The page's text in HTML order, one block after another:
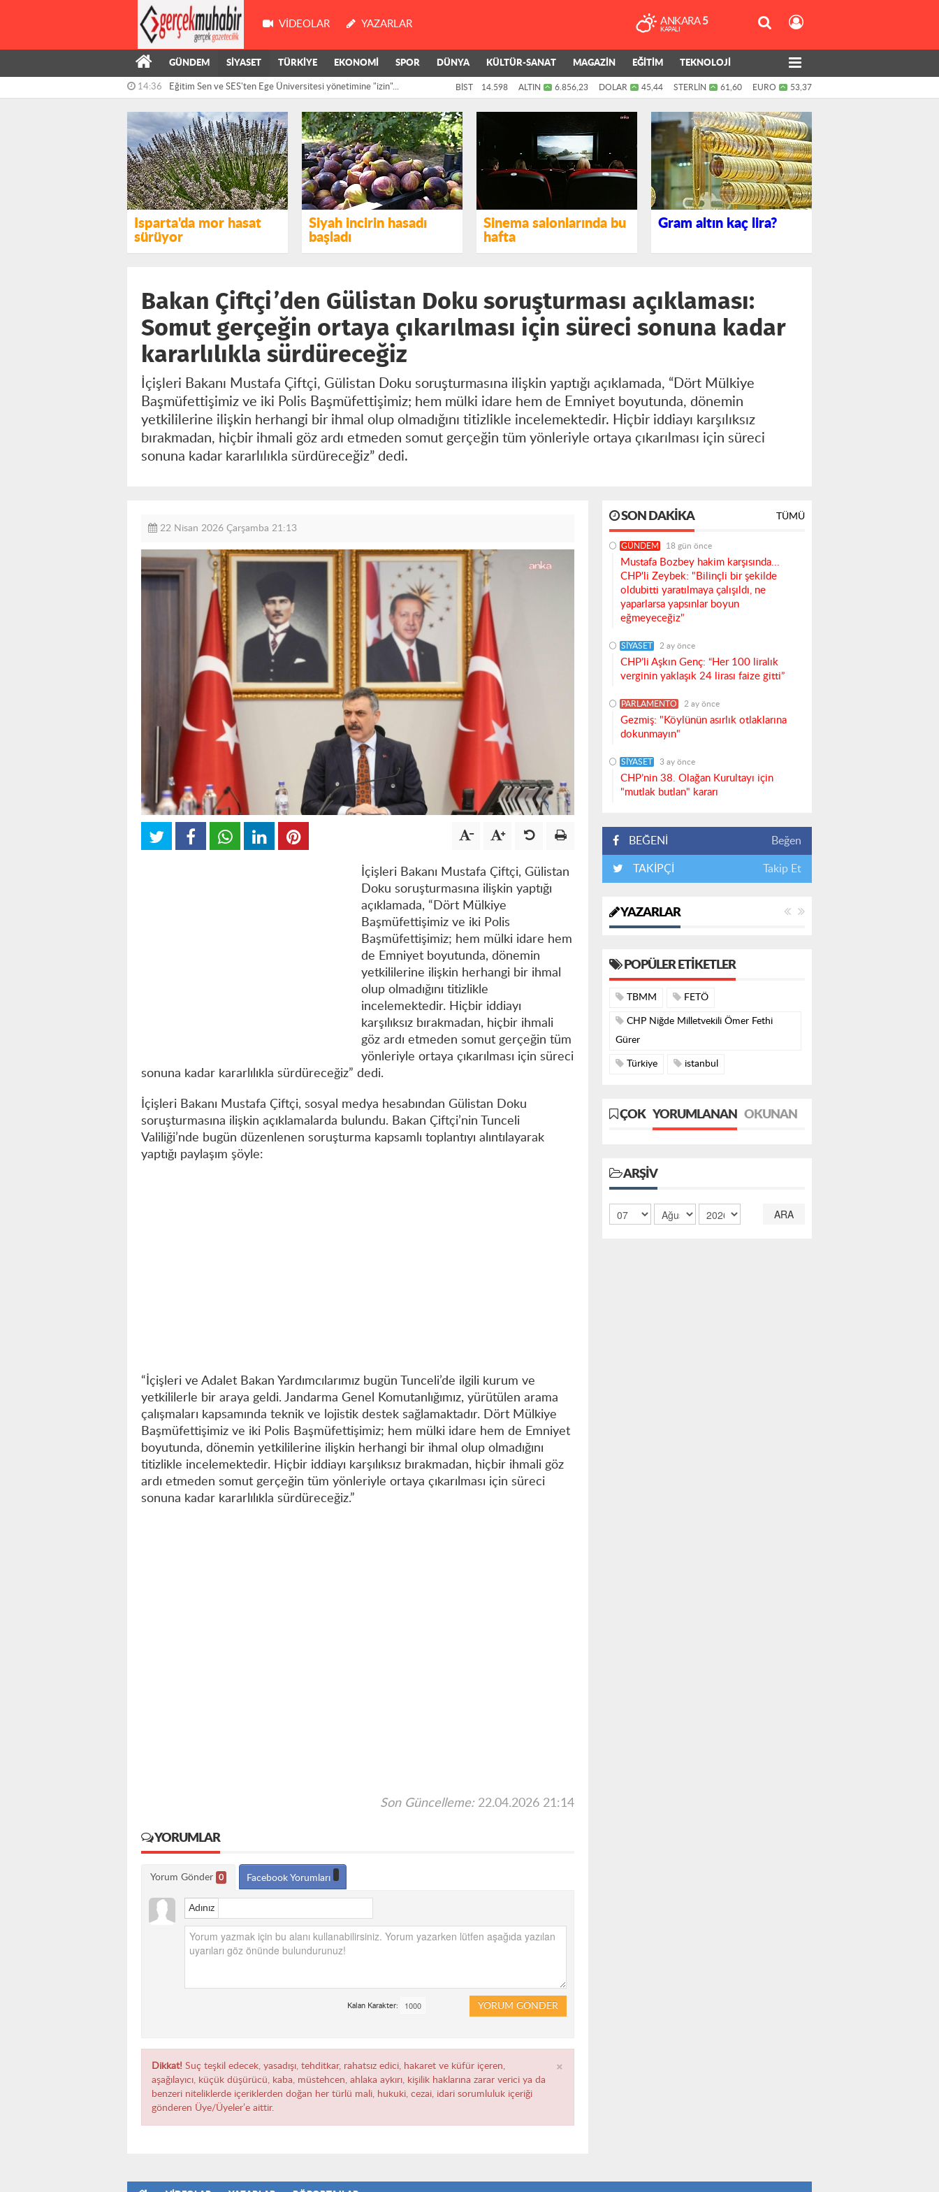
VIDEOLAR YAZARLAR ANKARA 5
KAPALI
GÜNDEM SİYASET TÜRKİYE EKONOMİ SPOR DÜNYA KÜLTÜR-SANAT MAGAZİN EĞİTİM
TEKNOLOJİ
14:05 Arpacı’dan İktidara Çocuk Suçluluğu Tepkisi: Suçlusu da
Sorumlusu...
BİST 14.598 ALTIN 6.856,23 DOLAR 45,44 STERLİN 61,60 EURO 53,37
Isparta'da mor hasat
sürüyor
Siyah incirin hasadı
başladı
Sinema salonlarında bu
hafta
Gram altın kaç lira?
Bakan Çiftçi’den Gülistan Doku soruşturması açıklaması:
Somut gerçeğin ortaya çıkarılması için süreci sonuna kadar
kararlılıkla sürdüreceğiz
İçişleri Bakanı Mustafa Çiftçi, Gülistan Doku soruşturmasına ilişkin yaptığı açıklamada, “Dört Mülkiye
Başmüfettişimiz ve iki Polis Başmüfettişimiz; hem mülki idare hem de Emniyet boyutunda, dönemin
yetkililerine ilişkin herhangi bir ihmal olup olmadığını titizlikle incelemektedir. Hiçbir iddiayı karşılıksız
bırakmadan, hiçbir ihmali göz ardı etmeden somut gerçeğin tüm yönleriyle ortaya çıkarılması için süreci
sonuna kadar kararlılıkla sürdüreceğiz” dedi.
22 Nisan 2026 Çarşamba 21:13
İçişleri Bakanı Mustafa Çiftçi, Gülistan
Doku soruşturmasına ilişkin yaptığı
açıklamada, “Dört Mülkiye
Başmüfettişimiz ve iki Polis
Başmüfettişimiz; hem mülki idare hem
de Emniyet boyutunda, dönemin
yetkililerine ilişkin herhangi bir ihmal
olup olmadığını titizlikle
incelemektedir. Hiçbir iddiayı
karşılıksız bırakmadan, hiçbir ihmali
göz ardı etmeden somut gerçeğin tüm
yönleriyle ortaya çıkarılması için süreci
sonuna kadar kararlılıkla sürdüreceğiz” dedi.
İçişleri Bakanı Mustafa Çiftçi, sosyal medya hesabından Gülistan Doku
soruşturmasına ilişkin açıklamalarda bulundu. Bakan Çiftçi’nin Tunceli
Valiliği’nde bugün düzenlenen soruşturma kapsamlı toplantıyı alıntılayarak
yaptığı paylaşım şöyle:
“İçişleri ve Adalet Bakan Yardımcılarımız bugün Tunceli’de ilgili kurum ve
yetkililerle bir araya geldi. Jandarma Genel Komutanlığımız, yürütülen arama
çalışmaları kapsamında teknik ve lojistik destek sağlamaktadır. Dört Mülkiye
Başmüfettişimiz ve iki Polis Başmüfettişimiz; hem mülki idare hem de Emniyet
boyutunda, dönemin yetkililerine ilişkin herhangi bir ihmal olup olmadığını
titizlikle incelemektedir. Hiçbir iddiayı karşılıksız bırakmadan, hiçbir ihmali göz
ardı etmeden somut gerçeğin tüm yönleriyle ortaya çıkarılması için süreci
sonuna kadar kararlılıkla sürdüreceğiz.”
Son Güncelleme: 22.04.2026 21:14
YORUMLAR
Yorum Gönder 0 Facebook Yorumları
Adınız
YORUM GÖNDER
Kalan Karakter:
×
Dikkat! Suç teşkil edecek, yasadışı, tehditkar, rahatsız edici, hakaret ve küfür içeren,
aşağılayıcı, küçük düşürücü, kaba, müstehcen, ahlaka aykırı, kişilik haklarına zarar verici ya da
benzeri niteliklerde içeriklerden doğan her türlü mali, hukuki, cezai, idari sorumluluk içeriği
gönderen Üye/Üyeler’e aittir.
SON DAKIKA TÜMÜ
GÜNDEM 18 gün önce
Mustafa Bozbey hakim karşısında...
CHP'li Zeybek: "Bilinçli bir şekilde
oldubitti yaratılmaya çalışıldı, ne
yaparlarsa yapsınlar boyun
eğmeyeceğiz"
SİYASET 2 ay önce
CHP’li Aşkın Genç: “Her 100 liralık
verginin yaklaşık 24 lirası faize gitti”
PARLAMENTO 2 ay önce
Gezmiş: "Köylünün asırlık otlaklarına
dokunmayın"
SİYASET 3 ay önce
CHP’nin 38. Olağan Kurultayı için
"mutlak butlan" kararı
BEĞENİ Beğen
TAKİPÇİ Takip Et
YAZARLAR
POPÜLER ETIKETLER
TBMM FETÖ
CHP Niğde Milletvekili Ömer Fethi
Gürer
Türkiye istanbul
ÇOK YORUMLANAN OKUNAN
ARŞIV
ARA